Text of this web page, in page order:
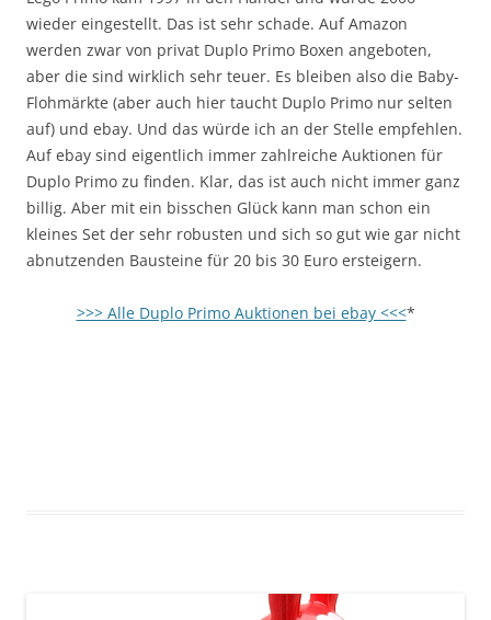
wieder eingestellt. Das ist sehr schade. Auf Amazon
werden zwar von privat Duplo Primo Boxen angeboten,
aber die sind wirklich sehr teuer. Es bleiben also die Baby-
Flohmärkte (aber auch hier taucht Duplo Primo nur selten
auf) und ebay. Und das würde ich an der Stelle empfehlen.
Auf ebay sind eigentlich immer zahlreiche Auktionen für
Duplo Primo zu finden. Klar, das ist auch nicht immer ganz
billig. Aber mit ein bisschen Glück kann man schon ein
kleines Set der sehr robusten und sich so gut wie gar nicht
abnutzenden Bausteine für 20 bis 30 Euro ersteigern.
>>> Alle Duplo Primo Auktionen bei ebay <<<*